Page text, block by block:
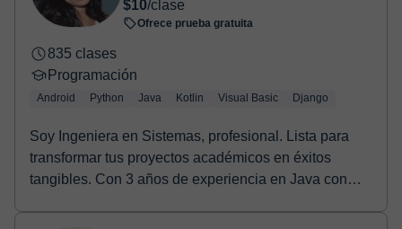
$10/clase
Ofrece prueba gratuita
835 clases
Programación
Android Python Java Kotlin Visual Basic Django
Soy Ingeniera en Sistemas, profesional. Lista para
transformar tus proyectos académicos en éxitos
tangibles. Con 3 años de experiencia en Java con